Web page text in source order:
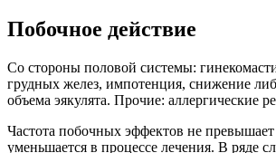
Побочное действие
Со стороны половой системы:
грудных желез, импотенция, снижение
объема эякулята. Прочие: аллергические
Частота побочных эффектов не
уменьшается в процессе лечения. В ряде